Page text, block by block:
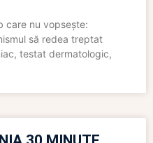
care nu vopsește:
să redea treptat
testat dermatologic,